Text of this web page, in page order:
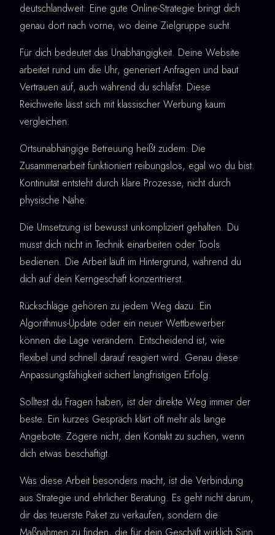
deutschlandweit: Eine gute Online-Strategie bringt dich
genau dort nach vorne, wo deine Zielgruppe sucht.
Für dich bedeutet das Unabhängigkeit. Deine Website
arbeitet rund um die Uhr, generiert Anfragen und baut
Vertrauen auf, auch während du schläfst. Diese
Reichweite lässt sich mit klassischer Werbung kaum
vergleichen.
Ortsunabhängige Betreuung heißt zudem: Die
Zusammenarbeit funktioniert reibungslos, egal wo du bist.
Kontinuität entsteht durch klare Prozesse, nicht durch
physische Nähe.
Die Umsetzung ist bewusst unkompliziert gehalten. Du
musst dich nicht in Technik einarbeiten oder Tools
bedienen. Die Arbeit läuft im Hintergrund, während du
dich auf dein Kerngeschäft konzentrierst.
Rückschläge gehören zu jedem Weg dazu. Ein
Algorithmus-Update oder ein neuer Wettbewerber
können die Lage verändern. Entscheidend ist, wie
flexibel und schnell darauf reagiert wird. Genau diese
Anpassungsfähigkeit sichert langfristigen Erfolg.
Solltest du Fragen haben, ist der direkte Weg immer der
beste. Ein kurzes Gespräch klärt oft mehr als lange
Angebote. Zögere nicht, den Kontakt zu suchen, wenn
dich etwas beschäftigt.
Was diese Arbeit besonders macht, ist die Verbindung
aus Strategie und ehrlicher Beratung. Es geht nicht darum,
dir das teuerste Paket zu verkaufen, sondern die
Maßnahmen zu finden, die für dein Geschäft wirklich Sinn